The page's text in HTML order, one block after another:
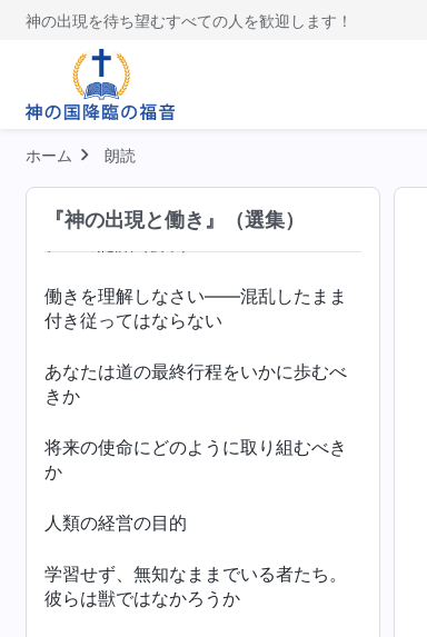
神の出現を待ち望むすべての人を歓迎します！
ホーム 朗読
『神の出現と働き』（選集）
イスラエルの民のように神に仕える
ペテロの経験──刑罰と裁きに関するペ
テロの認識（前半）
ペテロの経験──刑罰と裁きに関するペ
働きを理解しなさい――混乱したまま
付き従ってはならない
あなたは道の最終行程をいかに歩むべ
きか
将来の使命にどのように取り組むべき
か
人類の経営の目的
学習せず、無知なままでいる者たち。
彼らは獣ではなかろうか